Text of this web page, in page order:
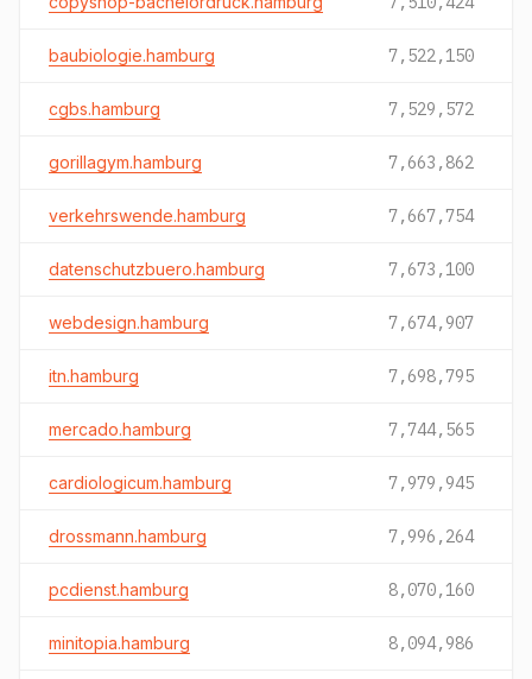
baubiologie.hamburg 7,522,150
cgbs.hamburg 7,529,572
gorillagym.hamburg 7,663,862
verkehrswende.hamburg 7,667,754
datenschutzbuero.hamburg 7,673,100
webdesign.hamburg 7,674,907
itn.hamburg 7,698,795
mercado.hamburg 7,744,565
cardiologicum.hamburg 7,979,945
drossmann.hamburg 7,996,264
pcdienst.hamburg 8,070,160
minitopia.hamburg 8,094,986